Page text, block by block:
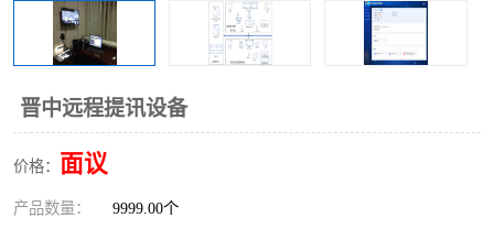
晋中远程提讯设备
价格： 面议
产品数量： 9999.00个